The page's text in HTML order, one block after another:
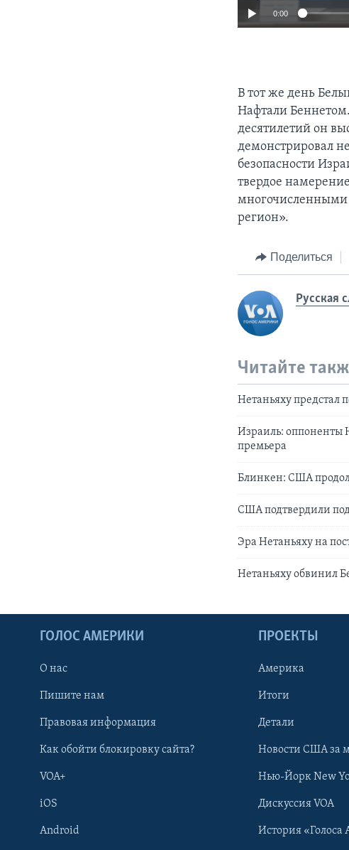
0:00
В тот же день
Нафтали
десятилетий он
демонстрировал
безопасности
твердое
многочисленными
регион».
Поделиться
Русская
Читайте
Нетаньяху предстал
Израиль: оппоненты
премьера
Блинкен: США
США подтвердили
Эра Нетаньяху на
Нетаньяху обвинил
ГОЛОС АМЕРИКИ
О нас
Пишите нам
Правовая информация
Как обойти блокировку сайта?
VOA+
iOS
Android
ПРОЕКТЫ
Америка
Итоги
Детали
Новости США за
Нью-Йорк New
Дискуссия VOA
История